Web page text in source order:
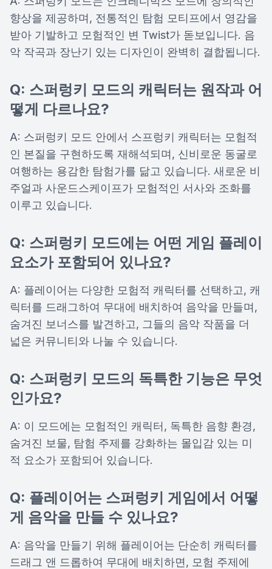
향상을 제공하며, 전통적인 탐험 모티프에서 영감을
받아 기발하고 모험적인 변 Twist가 돋보입니다. 음
악 작곡과 장난기 있는 디자인이 완벽히 결합됩니다.
Q: 스퍼렁키 모드의 캐릭터는 원작과 어
떻게 다르나요?
A: 스퍼렁키 모드 안에서 스프렁키 캐릭터는 모험적
인 본질을 구현하도록 재해석되며, 신비로운 동굴로
여행하는 용감한 탐험가를 닮고 있습니다. 새로운 비
주얼과 사운드스케이프가 모험적인 서사와 조화를
이루고 있습니다.
Q: 스퍼렁키 모드에는 어떤 게임 플레이
요소가 포함되어 있나요?
A: 플레이어는 다양한 모험적 캐릭터를 선택하고, 캐
릭터를 드래그하여 무대에 배치하여 음악을 만들며,
숨겨진 보너스를 발견하고, 그들의 음악 작품을 더
넓은 커뮤니티와 나눌 수 있습니다.
Q: 스퍼렁키 모드의 독특한 기능은 무엇
인가요?
A: 이 모드에는 모험적인 캐릭터, 독특한 음향 환경,
숨겨진 보물, 탐험 주제를 강화하는 몰입감 있는 미
적 요소가 포함되어 있습니다.
Q: 플레이어는 스퍼렁키 게임에서 어떻
게 음악을 만들 수 있나요?
A: 음악을 만들기 위해 플레이어는 단순히 캐릭터를
드래그 앤 드롭하여 무대에 배치하면, 모험 주제에